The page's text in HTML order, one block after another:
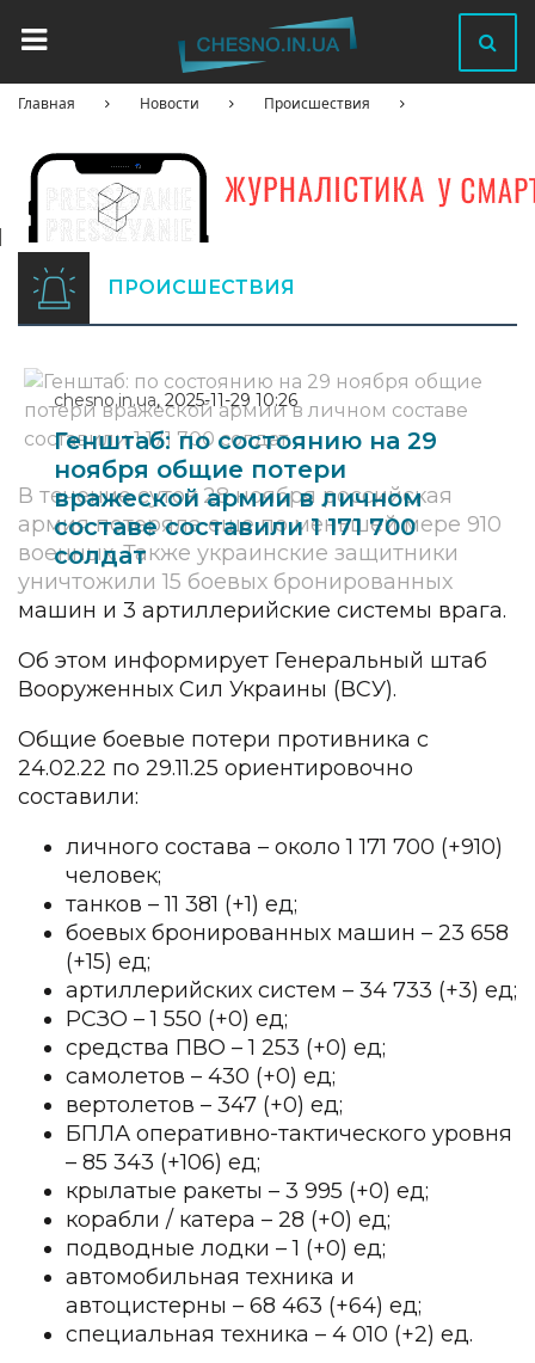
Главная Новости Происшествия
ПРОИСШЕСТВИЯ
chesno.in.ua, 2025-11-29 10:26
Генштаб: по состоянию на 29
ноября общие потери
вражеской армии в личном
составе составили 1 171 700
солдат
В течение суток 28 ноября российская
армия потеряла еще по меньшей мере 910
военных. Также украинские защитники
уничтожили 15 боевых бронированных
машин и 3 артиллерийские системы врага.
Об этом информирует Генеральный штаб
Вооруженных Сил Украины (ВСУ).
Общие боевые потери противника с
24.02.22 по 29.11.25 ориентировочно
составили:
личного состава – около 1 171 700 (+910)
человек;
танков – 11 381 (+1) ед;
боевых бронированных машин – 23 658
(+15) ед;
артиллерийских систем – 34 733 (+3) ед;
РСЗО – 1 550 (+0) ед;
средства ПВО – 1 253 (+0) ед;
самолетов – 430 (+0) ед;
вертолетов – 347 (+0) ед;
БПЛА оперативно-тактического уровня
– 85 343 (+106) ед;
крылатые ракеты – 3 995 (+0) ед;
корабли / катера – 28 (+0) ед;
подводные лодки – 1 (+0) ед;
автомобильная техника и
автоцистерны – 68 463 (+64) ед;
специальная техника – 4 010 (+2) ед.